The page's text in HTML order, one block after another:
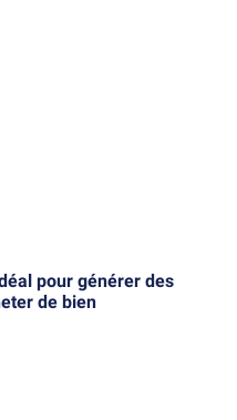
pour générer des
de bien